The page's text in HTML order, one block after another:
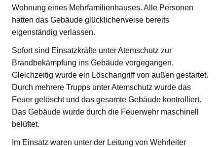
Wohnung eines Mehrfamilienhauses. Alle Personen
hatten das Gebäude glücklicherweise bereits
eigenständig verlassen.
Sofort sind Einsatzkräfte unter Atemschutz zur
Brandbekämpfung ins Gebäude vorgegangen.
Gleichzeitig wurde ein Löschangriff von außen gestartet.
Durch mehrere Trupps unter Atemschutz wurde das
Feuer gelöscht und das gesamte Gebäude kontrolliert.
Das Gebäude wurde durch die Feuerwehr maschinell
belüftet.
Im Einsatz waren unter der Leitung von Wehrleiter